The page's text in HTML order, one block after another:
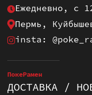
Ежедневно, с
Пермь,
insta:
ПокеРамен
ДОСТАВКА /